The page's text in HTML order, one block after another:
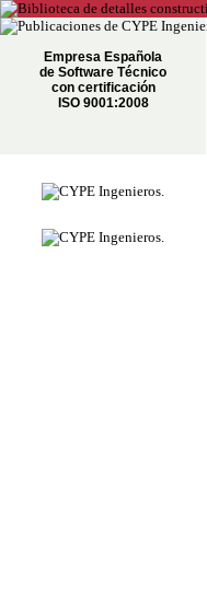
Empresa Española
de Software Técnico
con certificación
ISO 9001:2008